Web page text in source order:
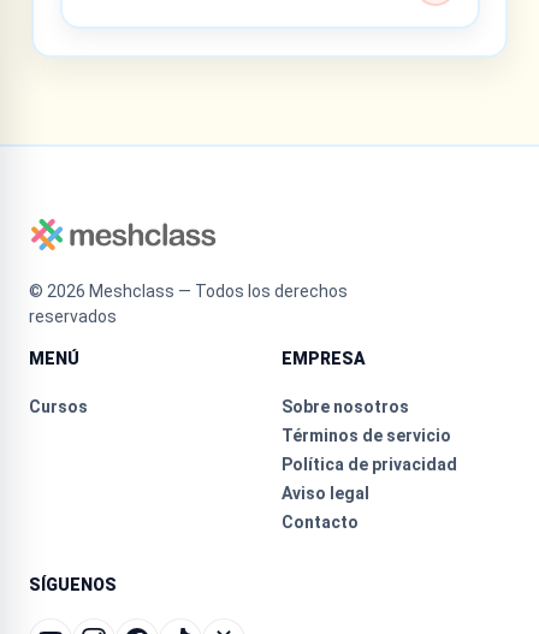
© 2026 Meshclass — Todos los derechos
reservados
MENÚ
Cursos
EMPRESA
Sobre nosotros
Términos de servicio
Política de privacidad
Aviso legal
Contacto
SÍGUENOS